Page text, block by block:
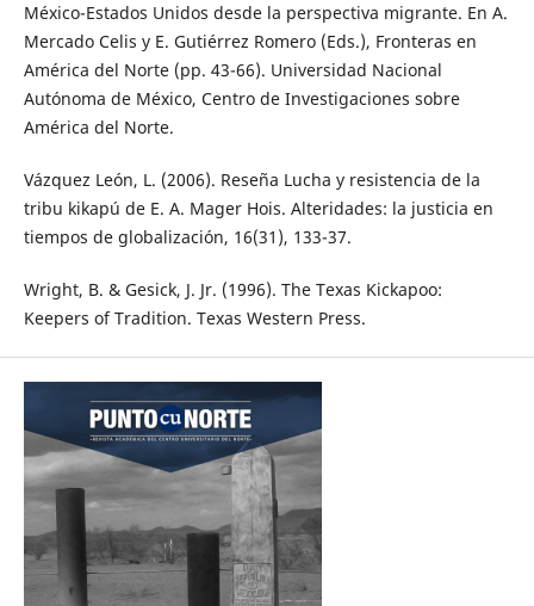
México-Estados Unidos desde la perspectiva migrante. En A.
Mercado Celis y E. Gutiérrez Romero (Eds.), Fronteras en
América del Norte (pp. 43-66). Universidad Nacional
Autónoma de México, Centro de Investigaciones sobre
América del Norte.
Vázquez León, L. (2006). Reseña Lucha y resistencia de la
tribu kikapú de E. A. Mager Hois. Alteridades: la justicia en
tiempos de globalización, 16(31), 133-37.
Wright, B. & Gesick, J. Jr. (1996). The Texas Kickapoo:
Keepers of Tradition. Texas Western Press.